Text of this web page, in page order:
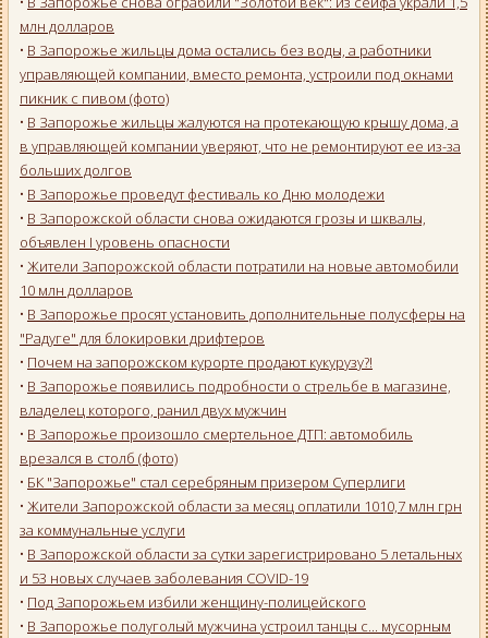
млн долларов
• В Запорожье жильцы дома остались без воды, а работники
управляющей компании, вместо ремонта, устроили под окнами
пикник с пивом (фото)
• В Запорожье жильцы жалуются на протекающую крышу дома, а
в управляющей компании уверяют, что не ремонтируют ее из-за
больших долгов
• В Запорожье проведут фестиваль ко Дню молодежи
• В Запорожской области снова ожидаются грозы и шквалы,
объявлен I уровень опасности
• Жители Запорожской области потратили на новые автомобили
10 млн долларов
• В Запорожье просят установить дополнительные полусферы на
"Радуге" для блокировки дрифтеров
• Почем на запорожском курорте продают кукурузу?!
• В Запорожье появились подробности о стрельбе в магазине,
владелец которого, ранил двух мужчин
• В Запорожье произошло смертельное ДТП: автомобиль
врезался в столб (фото)
• БК "Запорожье" стал серебряным призером Суперлиги
• Жители Запорожской области за месяц оплатили 1010,7 млн грн
за коммунальные услуги
• В Запорожской области за сутки зарегистрировано 5 летальных
и 53 новых случаев заболевания COVID-19
• Под Запорожьем избили женщину-полицейского
• В Запорожье полуголый мужчина устроил танцы с... мусорным